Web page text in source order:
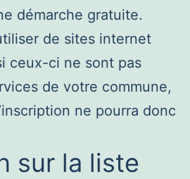
démarche gratuite.
de sites internet
ceux-ci ne sont pas
de votre commune,
ne pourra donc
sur la liste